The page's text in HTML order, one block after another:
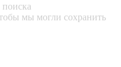
мы могли сохранить